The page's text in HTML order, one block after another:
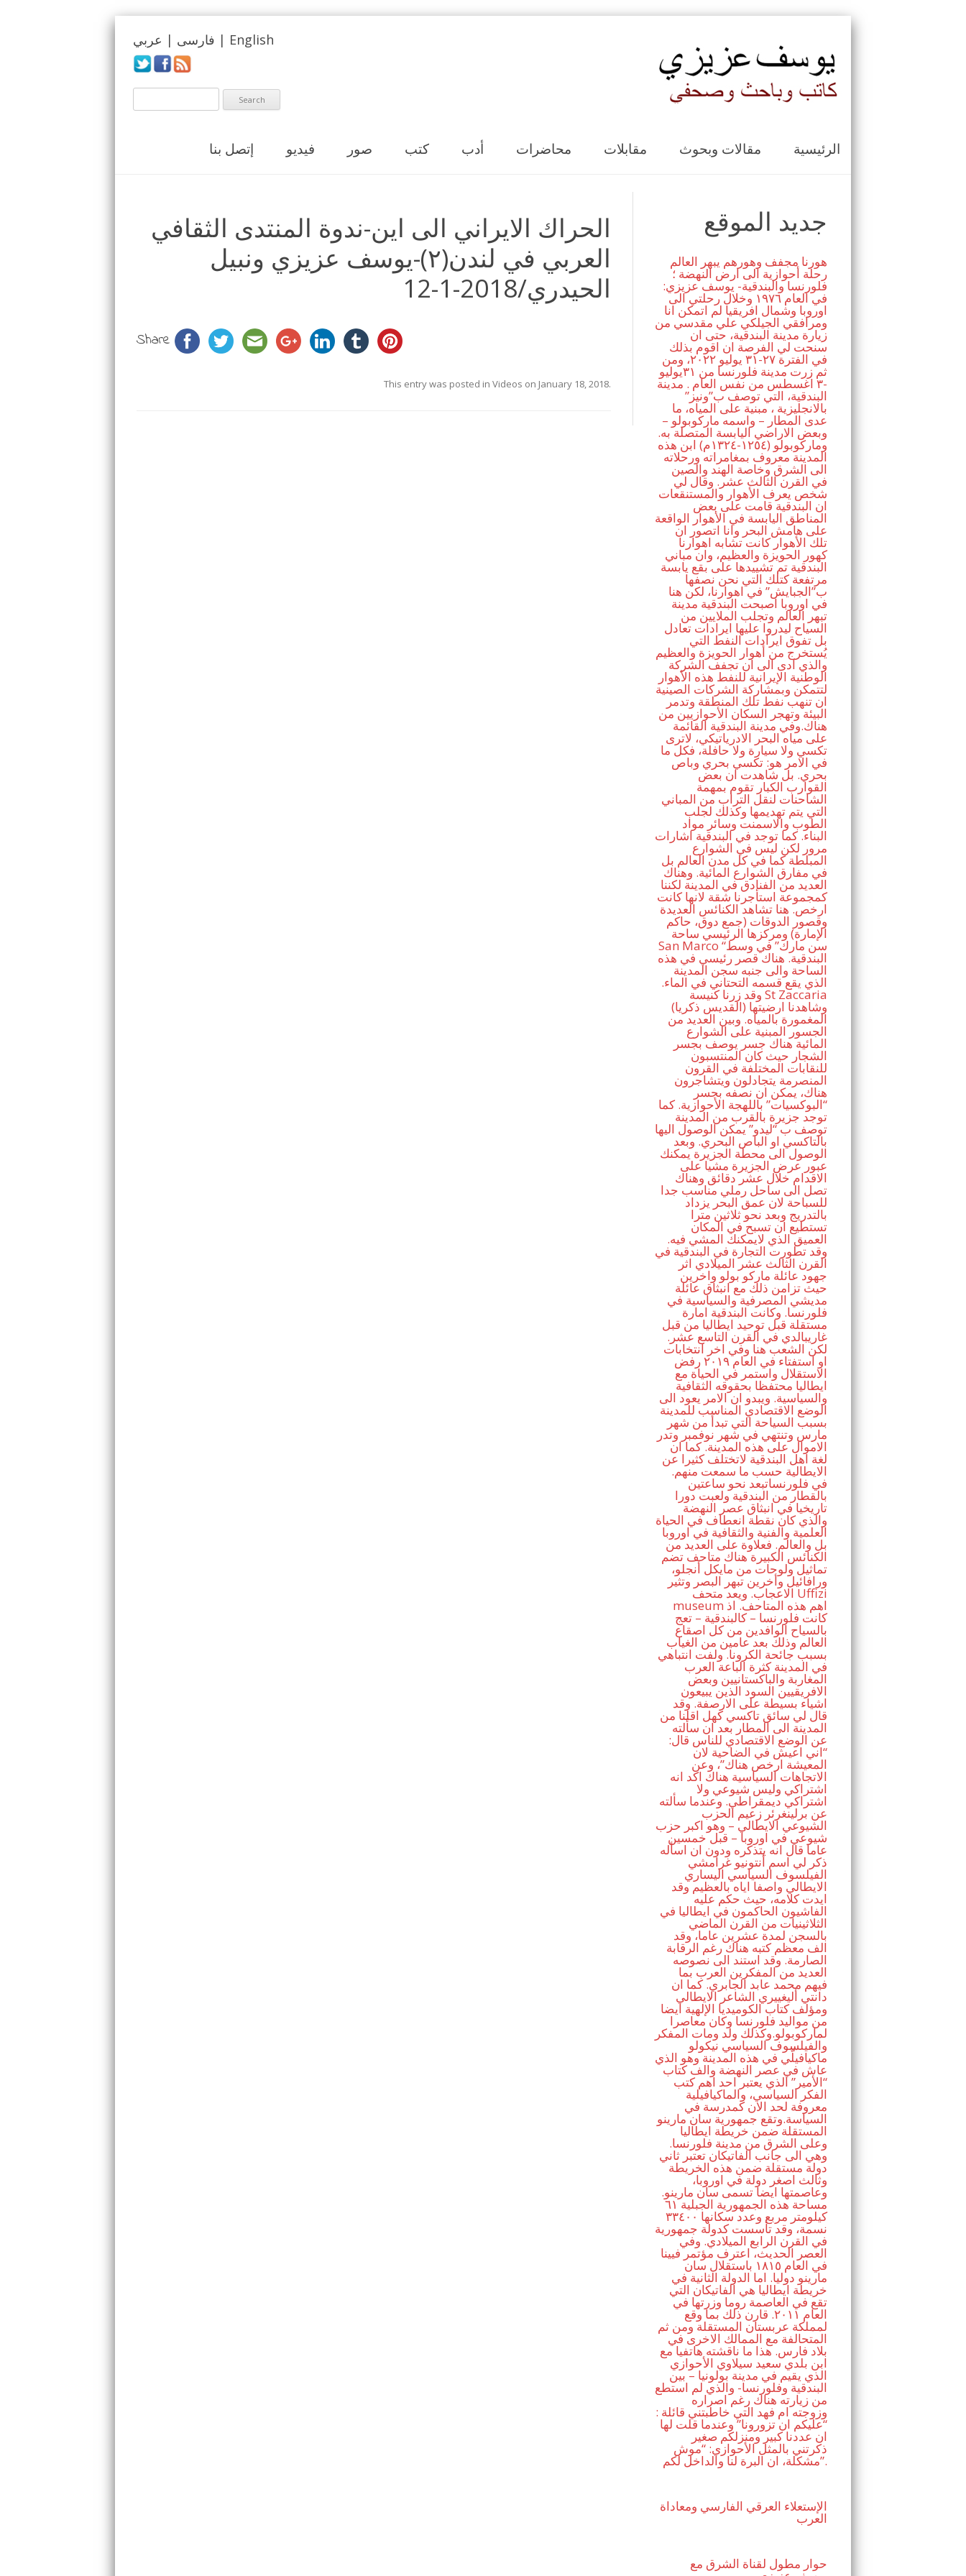
فارسی | عربي | English
إتصل بنا فيديو صور كتب أدب محاضرات مقابلات مقالات وبحوث الرئيسية
الحراك الايراني الى اين-ندوة المنتدى الثقافي
العربي في لندن(٢)-يوسف عزيزي ونبيل
الحيدري/2018-1-12
Share
This entry was posted in Videos on January 18, 2018.
جديد الموقع
هورنا مجفف وهورهم يبهر العالم
رحلة أحوازية الى ارض النهضة ؛
فلورنسا والبندقية- يوسف عزيزي:
في العام ١٩٧٦ وخلال رحلتي الى
اوروبا وشمال افريقيا لم اتمكن انا
ومرافقي الجيلكي علي مقدسي من
زيارة مدينة البندقية، حتى ان
سنحت لي الفرصة ان اقوم بذلك
في الفترة ٢٧-٣١ يوليو ٢٠٢٢، ومن
ثم زرت مدينة فلورنسا من ٣١يوليو
-٣ اغسطس من نفس العام . مدينة
البندقية، التي توصف ب”ونيز”
بالانجليزية ، مبنية على المياه، ما
عدى المطار – واسمه ماركوبولو –
وبعض الاراضي اليابسة المتصلة به.
وماركوبولو (١٢٥٤-١٣٢٤م) ابن هذه
المدينة معروف بمغامراته ورحلاته
الى الشرق وخاصة الهند والصين
في القرن الثالث عشر. وقال لي
شخص يعرف الأهوار والمستنقعات
ان البندقية قامت على بعض
المناطق اليابسة في الأهوار الواقعة
على هامش البحر وانا اتصور ان
تلك الأهوار كانت تشابه اهوارنا
كهور الحويزة والعظيم، وان مباني
البندقية تم تشييدها على بقع يابسة
مرتفعة كتلك التي نحن نصفها
ب”الجبايش” في اهوارنا، لكن هنا
في اوروبا اصبحت البندقية مدينة
تبهر العالم وتجلب الملايين من
السياح ليدروا عليها ايرادات تعادل
بل تفوق ايرادات النفط التي
يُستخرج من أهوار الحويزة والعظيم
والذي ادى الى ان تجفف الشركة
الوطنية الإيرانية للنفط هذه الأهوار
لتتمكن وبمشاركة الشركات الصينية
ان تنهب نفط تلك المنطقة وتدمر
البيئة وتهجر السكان الأحوازيين من
هناك.وفي مدينة البندقية القائمة
على مياه البحر الادرياتيكي، لاترى
تكسي ولا سيارة ولا حافلة، فكل ما
في الامر هو: تكسي بحري وباص
بحري. بل شاهدت ان بعض
القوارب الكبار تقوم بمهمة
الشاحنات لنقل التراب من المباني
التي يتم تهديمها وكذلك لجلب
الطوب والاسمنت وسائر مواد
البناء. كما توجد في البندقية اشارات
مرور لكن ليس في الشوارع
المبلطة كما في كل مدن العالم بل
في مفارق الشوارع المائية. وهناك
العديد من الفنادق في المدينة لكننا
كمجموعة استأجرنا شقة لانها كانت
ارخص. هنا تشاهد الكنائس العديدة
وقصور الدوقات (جمع دوق، حاكم
الإمارة) ومركزها الرئيسي ساحة
San Marco “سن مارك” في وسط
البندقية. هناك قصر رئيسي في هذه
الساحة والى جنبه سجن المدينة
الذي يقع قسمه التحتاني في الماء.
وقد زرنا كنيسة St Zaccaria
(القديس ذكريا) وشاهدنا ارضيتها
المغمورة بالمياه. وبين العديد من
الجسور المبنية على الشوارع
المائية هناك جسر يوصف بجسر
الشجار حيث كان المنتسبون
للنقابات المختلفة في القرون
المنصرمة يتجادلون ويتشاجرون
هناك، يمكن ان نصفه بجسر
“البوكسيات” باللهجة الأحوازية. كما
توجد جزيرة بالقرب من المدينة
توصف ب “ليدو” يمكن الوصول اليها
بالتاكسي او الباص البحري. وبعد
الوصول الى محطة الجزيرة يمكنك
عبور عرض الجزيرة مشيا على
الاقدام خلال عشر دقائق وهناك
تصل الى ساحل رملي مناسب جدا
للسباحة لان عمق البحر يزداد
بالتدريج وبعد نحو ثلاثين مترا
تستطيع ان تسبح في المكان
العميق الذي لايمكنك المشي فيه.
وقد تطورت التجارة في البندقية في
القرن الثالث عشر الميلادي اثر
جهود عائلة ماركو بولو واخرين
حيث تزامن ذلك مع انبثاق عائلة
مديشي المصرفية والسياسية في
فلورنسا. وكانت البندقية امارة
مستقلة قبل توحيد ايطاليا من قبل
غاريبالدي في القرن التاسع عشر.
لكن الشعب هنا وفي اخر انتخابات
او استفتاء في العام ٢٠١٩ رفض
الاستقلال واستمر في الحياة مع
ايطاليا محتفظا بحقوقه الثقافية
والسياسية. ويبدو ان الامر يعود الى
الوضع الاقتصادي المناسب للمدينة
بسبب السياحة التي تبدأ من شهر
مارس وتنتهي في شهر نوفمبر وتدر
الاموال على هذه المدينة. كما ان
لغة اهل البندقية لاتختلف كثيرا عن
الايطالية حسب ما سمعت منهم.
في فلورنساتبعد نحو ساعتين
بالقطار من البندقية ولعبت دورا
تاريخيا في انبثاق عصر النهضة
والذي كان نقطة انعطاف في الحياة
العلمية والفنية والثقافية في اوروبا
بل والعالم. فعلاوة على العديد من
الكنائس الكبيرة هناك متاحف تضم
تماثيل ولوحات من مايكل أنجلو،
ورافائيل وأخرين تبهر البصر وتثير
الاعجاب. ويعد متحف Uffizi
museum اهم هذه المتاحف. اذ
كانت فلورنسا – كالبندقية – تعج
بالسياح الوافدين من كل اصقاع
العالم وذلك بعد عامين من الغياب
بسبب جائحة الكرونا. ولفت انتباهي
في المدينة كثرة الباعة العرب
المغاربة والباكستانيين وبعض
الافريقيين السود الذين يبيعون
اشياء بسيطة على الارصفة. وقد
قال لي سائق تاكسي كهل اقلنا من
المدينة الى المطار بعد ان سألته
عن الوضع الاقتصادي للناس قال:
“اني اعيش في الضاحية لان
المعيشة ارخص هناك”، وعن
الاتجاهات السياسية هناك اكد انه
اشتراكي وليس شيوعي ولا
اشتراكي ديمقراطي. وعندما سألته
عن برلينغرئر زعيم الحزب
الشيوعي الايطالي – وهو اكبر حزب
شيوعي في اوروبا – قبل خمسين
عاما قال انه يتذكره ودون ان اسأله
ذكر لي اسم أنتونيو غرامشي
الفيلسوف السياسي اليساري
الايطالي واصفا اياه بالعظيم وقد
ايدت كلامه، حيث حكم عليه
الفاشيون الحاكمون في ايطاليا في
الثلاثينيات من القرن الماضي
بالسجن لمدة عشرين عاما، وقد
الف معظم كتبه هناك رغم الرقابة
الصارمة. وقد استند الى نصوصه
العديد من المفكرين العرب بما
فيهم محمد عابد الجابري. كما ان
دانتي أليغييري الشاعر الايطالي
ومؤلف كتاب الكوميديا الإلهية ايضا
من مواليد فلورنسا وكان معاصرا
لماركوبولو.وكذلك ولد ومات المفكر
والفيلسوف السياسي نيكولو
ماكيافيلّي في هذه المدينة وهو الذي
عاش في عصر النهضة والف كتاب
“الأمير” الذي يعتبر احد اهم كتب
الفكر السياسي، والماكيافيلية
معروفة لحد الان كمدرسة في
السياسة.وتقع جمهورية سان مارينو
المستقلة ضمن خريطة ايطاليا
وعلى الشرق من مدينة فلورنسا.
وهي الى جانب الفاتيكان تعتبر ثاني
دولة مستقلة ضمن هذه الخريطة
وثالث اصغر دولة في اوروبا،
وعاصمتها ايضا تسمى سان مارينو.
مساحة هذه الجمهورية الجبلية ٦١
كيلومتر مربع وعدد سكانها ٣٣٤٠٠
نسمة، وقد تأسست كدولة جمهورية
في القرن الرابع الميلادي. وفي
العصر الحديث، اعترف مؤتمر فيينا
في العام ١٨١٥ باستقلال سان
مارينو دوليا. اما الدولة الثانية في
خريطة ايطاليا هي الفاتيكان التي
تقع في العاصمة روما وزرتها في
العام ٢٠١١. قارن ذلك بما وقع
لمملكة عربستان المستقلة ومن ثم
المتحالفة مع الممالك الاخرى في
بلاد فارس. هذا ما ناقشته هاتفيا مع
ابن بلدي سعيد سيلاوي الأحوازي
الذي يقيم في مدينة بولونيا – بين
البندقية وفلورنسا- والذي لم استطع
من زيارته هناك رغم اصراره
وزوجته ام فهد التي خاطبتني قائلة :
“عليكم ان تزورونا” وعندما قلت لها
ان عددنا كبير ومنزلكم صغير
ذكرتني بالمثل الأحوازي: “موش
مشكلة، ان البرة لنا والداخل لكم”.
الإستعلاء العرقي الفارسي ومعاداة
العرب
حوار مطول لقناة الشرق مع